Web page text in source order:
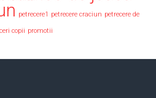
petrecere1 petrecere craciun petrecere de
copii promotii